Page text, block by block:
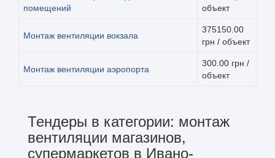
помещений
объект
Монтаж вентиляции вокзала
375150.00
грн / объект
Монтаж вентиляции аэропорта
300.00 грн /
объект
Тендеры в категории: монтаж
вентиляции магазинов,
супермаркетов в Ивано-